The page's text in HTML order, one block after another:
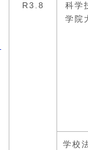
R3.8
科学
学院
学校